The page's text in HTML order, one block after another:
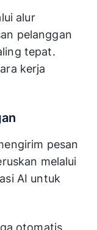
alur
pelanggan
tepat.
kerja
pesan
melalui
AI untuk
otomatis